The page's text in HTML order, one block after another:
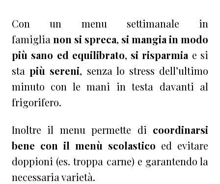
Con un menu settimanale in
famiglia non si spreca, si mangia in modo
più sano ed equilibrato, si risparmia e si
stapiù sereni, senza lo stress dell’ultimo
minuto con le mani in testa davanti al
frigorifero.
Inoltre il menu permette di coordinarsi
bene con il menù scolastico ed evitare
doppioni (es. troppa carne) e garantendo la
necessaria varietà.